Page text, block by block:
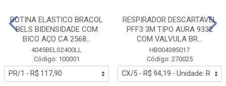
BOTINA ELASTICO BRACOL
BELS BIDENSIDADE COM
BICO AÇO CA 2568...
4045BELS2400LL
Código: 100001
RESPIRADOR DESCARTAVEL
PFF3 3M TIPO AURA 9332
COM VALVULA BR...
HB004385017
Código: 270025